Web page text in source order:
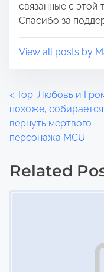
связанные с этой
Спасибо за
View all posts by
P
o
s
t
< Тор: Любовь и
похоже, собирается
вернуть мертвого
персонажа MCU
Related